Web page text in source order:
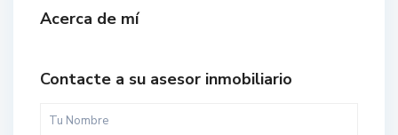
Acerca de mí
Contacte a su asesor inmobiliario